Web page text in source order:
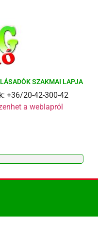
SZAKMAI LAPJA
+36/20-42-300-42
a weblapról